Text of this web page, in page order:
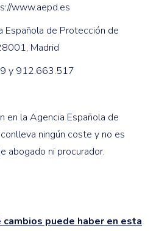
www.aepd.es
Española de Protección de
Madrid
y 912.663.517
en la Agencia Española de
ningún coste y no es
abogado ni procurador.
puede haber en esta